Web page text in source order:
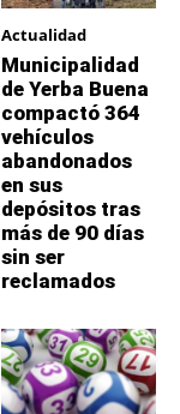
Actualidad
Municipalidad
de Yerba Buena
compactó 364
vehículos
abandonados
en sus
depósitos tras
más de 90 días
sin ser
reclamados